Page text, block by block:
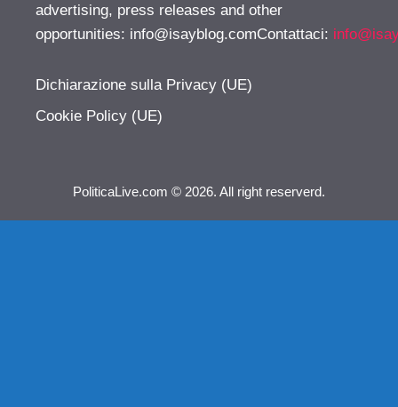
advertising, press releases and other
opportunities: info@isayblog.comContattaci:
Dichiarazione sulla Privacy (UE)
Cookie Policy (UE)
PoliticaLive.com © 2026. All right reserverd.